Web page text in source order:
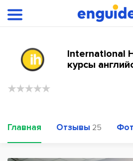
International
курсы
Главная Отзывы 25